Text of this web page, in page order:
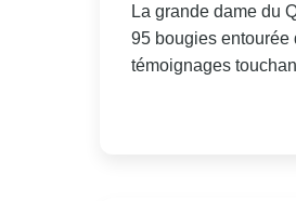
La grande dame du
95 bougies entourée
témoignages